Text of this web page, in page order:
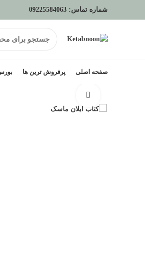
شماره تماس: 09225584063
صفحه اصلی پرفروش ترین ها